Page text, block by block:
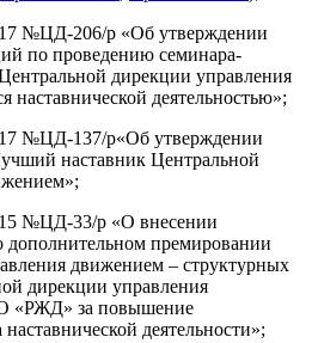
№ЦД-206/р «Об утверждении
по проведению семинара-
дирекции управления
деятельностью»;
№ЦД-137/р«Об утверждении
наставник Центральной
№ЦД-33/р «О внесении
премировании
движением – структурных
дирекции управления
«РЖД» за повышение
деятельности»;